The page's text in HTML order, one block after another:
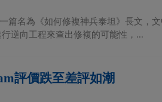
篇名為《如何修複神兵泰坦》長文，
逆向工程來查出修複的可能性，...
評價跌至差評如潮